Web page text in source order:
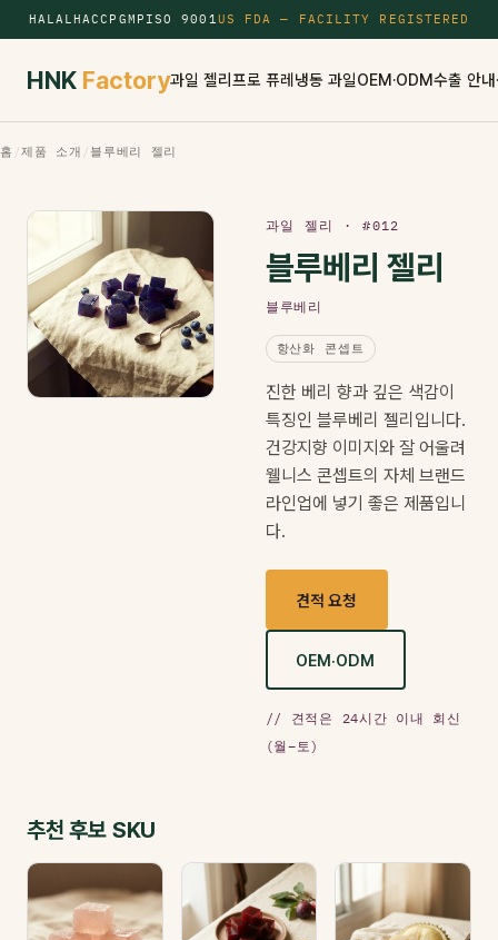
HALALHACCP GMP ISO 9001US FDA — FACILITY REGISTERED
HNK Factory과일 젤리프로 퓨레냉동 과일OEM·ODM수출 안내
홈 /제품 소개 / 블루베리 젤리
과일 젤리 · #012
블루베리 젤리
블루베리
항산화 콘셉트
진한 베리 향과 깊은 색감이
특징인 블루베리 젤리입니다.
건강지향 이미지와 잘 어울려
웰니스 콘셉트의 자체 브랜드
라인업에 넣기 좋은 제품입니
다.
견적 요청
OEM·ODM
// 견적은 24시간 이내 회신
(월–토)
추천 후보 SKU